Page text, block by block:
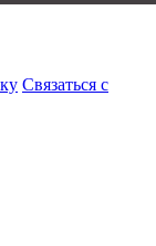
Связаться с